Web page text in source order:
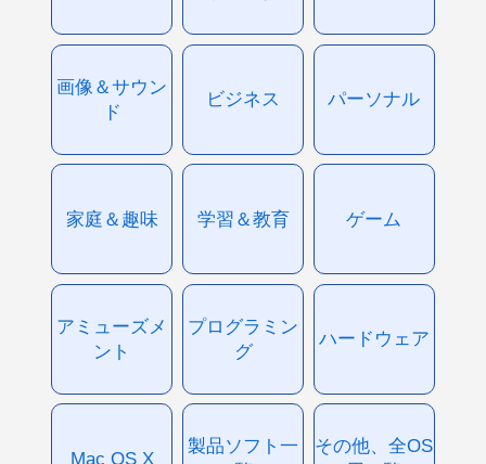
画像＆サウン
ド
ビジネス パーソナル
家庭＆趣味 学習＆教育 ゲーム
アミューズメ
ント
プログラミン
グ
ハードウェア
Mac OS X
製品ソフト一
その他、全OS